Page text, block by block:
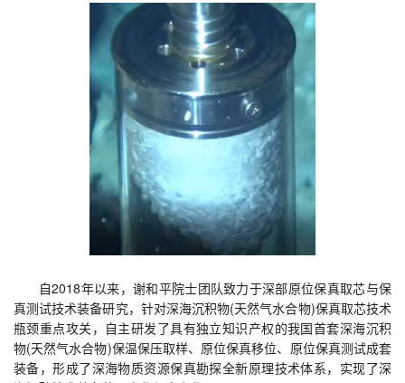
自2018年以来，谢和平院士团队致力于深部原位保真取芯与保
真测试技术装备研究，针对深海沉积物(天然气水合物)保真取芯技术
瓶颈重点攻关，自主研发了具有独立知识产权的我国首套深海沉积
物(天然气水合物)保温保压取样、原位保真移位、原位保真测试成套
装备，形成了深海物质资源保真勘探全新原理技术体系，实现了深